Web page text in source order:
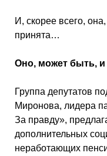
И, скорее всего,
принята…
Оно, может быть,
Группа депутатов
Миронова, лидера
За правду»,
дополнительных
неработающих